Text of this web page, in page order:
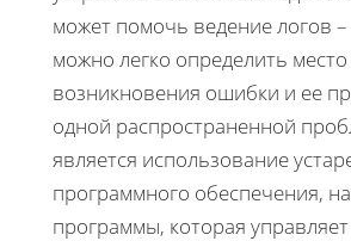
может помочь ведение логов
можно легко определить место
возникновения ошибки и ее
одной распространенной
является использование
программного обеспечения,
программы, которая